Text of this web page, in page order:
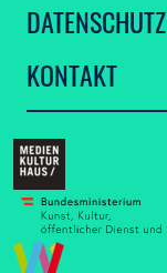
DATENSCHUTZ
KONTAKT